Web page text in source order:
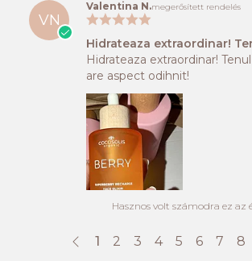
VN
Valentina N.megerősített rendelés
Hidrateaza extraordinar!
Hidrateaza extraordinar!
are aspect odihnit!
Hasznos volt számodra ez az
1 2 3 4 5 6 7 8